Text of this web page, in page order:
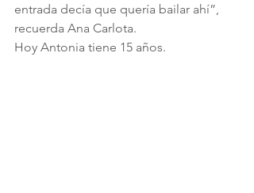
entrada decía que quería bailar ahí”,
recuerda Ana Carlota.
Hoy Antonia tiene 15 años.